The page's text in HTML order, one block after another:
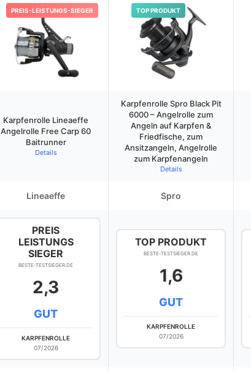
PREIS-LEISTUNGS-SIEGER TOP PRODUKT
Karpfenrolle Lineaeffe
Angelrolle Free Carp 60
Baitrunner
Details
Karpfenrolle Spro Black Pit
6000 – Angelrolle zum
Angeln auf Karpfen &
Friedfische, zum
Ansitzangeln, Angelrolle
zum Karpfenangeln
Details
Lineaeffe Spro
PREIS
LEISTUNGS
SIEGER
BESTE-TESTSIEGER.DE
2,3
GUT
KARPFENROLLE
07/2026
TOP PRODUKT
BESTE-TESTSIEGER.DE
1,6
GUT
KARPFENROLLE
07/2026